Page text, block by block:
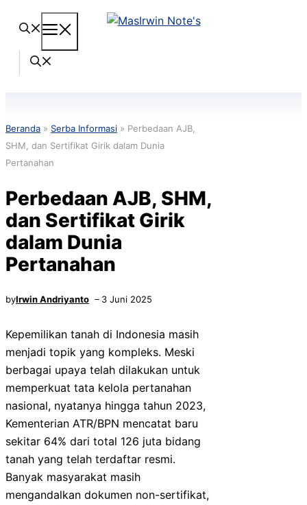
Langsung
Beranda » Serba Informasi » Perbedaan AJB,
SHM, dan Sertifikat Girik dalam Dunia
Pertanahan
Perbedaan AJB, SHM,
dan Sertifikat Girik
dalam Dunia
Pertanahan
byIrwin Andriyanto 3 Juni 2025
Kepemilikan tanah di Indonesia masih
menjadi topik yang kompleks. Meski
berbagai upaya telah dilakukan untuk
memperkuat tata kelola pertanahan
nasional, nyatanya hingga tahun 2023,
Kementerian ATR/BPN mencatat baru
sekitar 64% dari total 126 juta bidang
tanah yang telah terdaftar resmi.
Banyak masyarakat masih
mengandalkan dokumen non-sertifikat,